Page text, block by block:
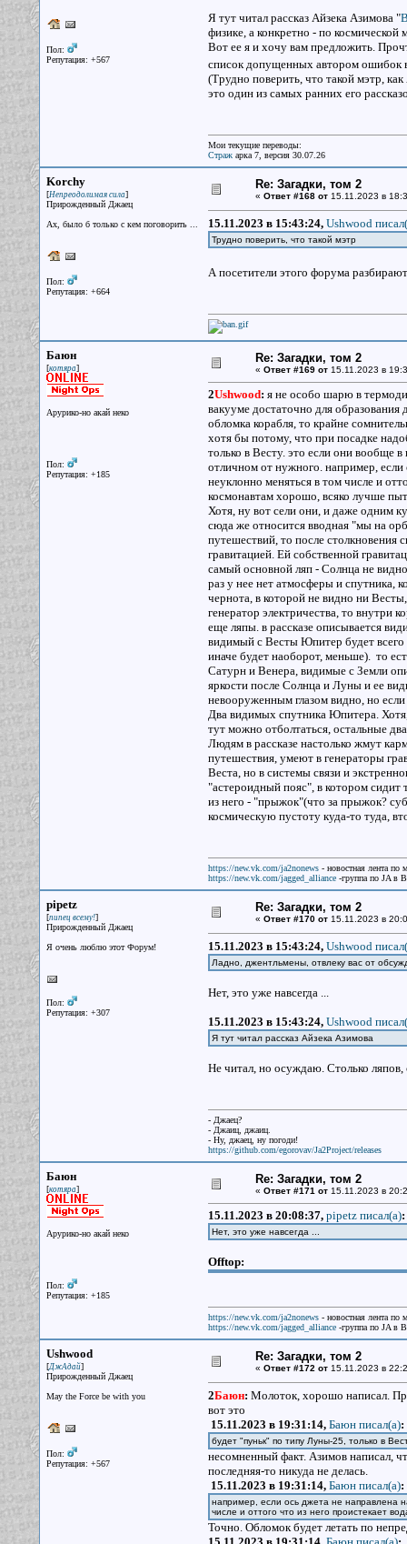
Пол:
Репутация: +567
Я тут читал рассказ Айзека Азимова "
физике, а конкретно - по космической
Вот ее я и хочу вам предложить.
список допущенных автором ошибок
(Трудно поверить, что такой мэтр,
это один из самых ранних его
Мои текущие переводы:
Стражарка 7, версия 30.07.26
Korchy
[Непреодолимая сила]
Прирожденный Джаец
Ах, было б только с кем поговорить ...
Пол:
Репутация: +664
Re: Загадки, том 2
« Ответ #168 от15.11.2023 в
15.11.2023 в 15:43:24, Ushwood
Трудно поверить, что такой мэтр
А посетители этого форума
Баюн
[котяра]
Арурико-но акай неко
Пол:
Репутация: +185
Re: Загадки, том 2
« Ответ #169 от15.11.2023 в
2Ushwood: я не особо шарю в
вакууме достаточно для образования
обломка корабля, то крайне
хотя бы потому, что при посадке
только в Весту. это если они вообще
отличном от нужного. например, если
неуклонно меняться в том числе и
космонавтам хорошо, всяко лучше
Хотя, ну вот сели они, и даже одним
сюда же относится вводная "мы на
путешествий, то после столкновения
гравитацией. Ей собственной
самый основной ляп - Солнца не
раз у нее нет атмосферы и спутника,
чернота, в которой не видно ни
генератор электричества, то внутри
еще ляпы. в рассказе описывается
видимый с Весты Юпитер будет всего
иначе будет наоборот, меньше). то
Сатурн и Венера, видимые с Земли
яркости после Солнца и Луны и ее
невооруженным глазом видно, но
Два видимых спутника Юпитера.
тут можно отболтаться, остальные
Людям в рассказе настолько жмут
путешествия, умеют в генераторы
Веста, но в системы связи и
"астероидный пояс", в котором сидит
из него - "прыжок"(что за прыжок?
космическую пустоту куда-то туда,
https://new.vk.com/ja2nonews- новостная лента по
https://new.vk.com/jagged_alliance-группа по JA в
pipetz
[пипец всему!]
Прирожденный Джаец
Я очень люблю этот Форум!
Пол:
Репутация: +307
Re: Загадки, том 2
« Ответ #170 от15.11.2023 в
15.11.2023 в 15:43:24, Ushwood
Ладно, джентльмены, отвлеку вас от
Нет, это уже навсегда ...
15.11.2023 в 15:43:24, Ushwood
Я тут читал рассказ Айзека Азимова
Не читал, но осуждаю. Столько ляпов,
- Джаец?
- Джаиц, джаиц.
- Ну, джаец, ну погоди!
https://github.com/egorovav/Ja2Project/releases
Баюн
[котяра]
Арурико-но акай неко
Пол:
Репутация: +185
Re: Загадки, том 2
« Ответ #171 от15.11.2023 в
15.11.2023 в 20:08:37, pipetz писал(a):
Нет, это уже навсегда ...
Offtop:
https://new.vk.com/ja2nonews- новостная лента по
https://new.vk.com/jagged_alliance-группа по JA в
Ushwood
[ДжАдай]
Прирожденный Джаец
May the Force be with you
Пол:
Репутация: +567
Re: Загадки, том 2
« Ответ #172 от15.11.2023 в
2Баюн: Молоток, хорошо написал.
вот это
15.11.2023 в 19:31:14, Баюн писал(a):
будет "пуньк" по типу Луны-25, только в
несомненный факт. Азимов написал,
последняя-то никуда не делась.
15.11.2023 в 19:31:14, Баюн писал(a):
например, если ось джета не направлена
числе и оттого что из него проистекает
Точно. Обломок будет летать по